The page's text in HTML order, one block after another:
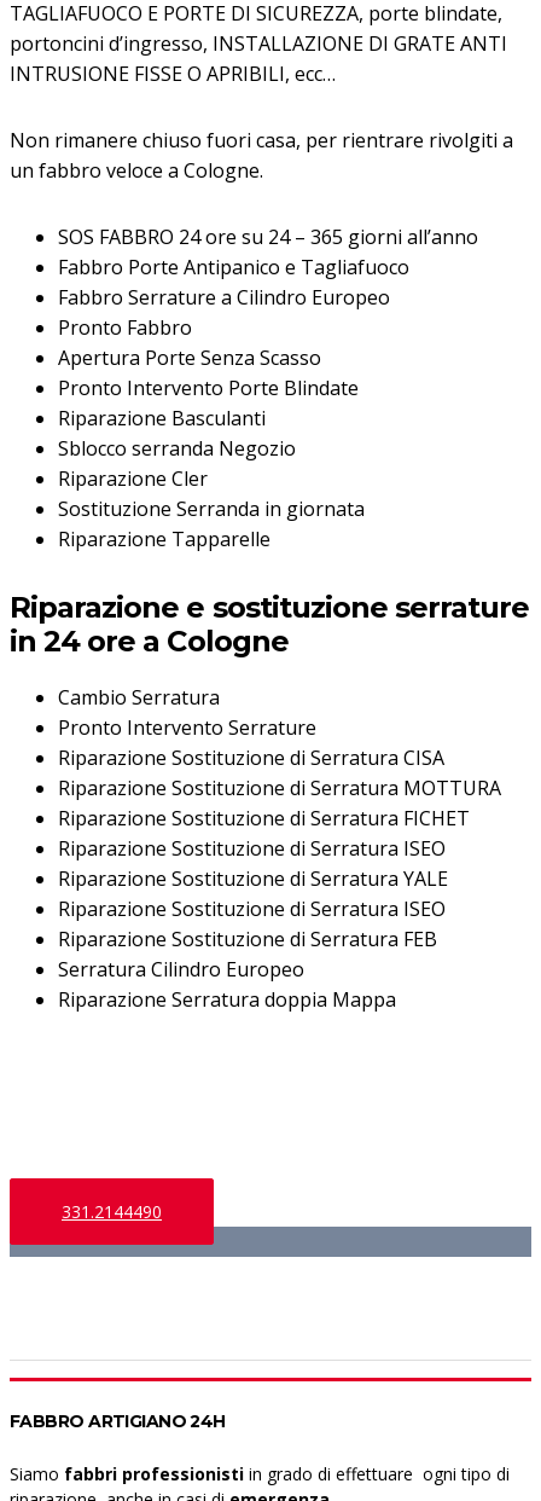
TAGLIAFUOCO E PORTE DI SICUREZZA, porte blindate,
portoncini d’ingresso, INSTALLAZIONE DI GRATE ANTI
INTRUSIONE FISSE O APRIBILI, ecc…
Non rimanere chiuso fuori casa, per rientrare rivolgiti a
un fabbro veloce a Cologne.
SOS FABBRO 24 ore su 24 – 365 giorni all’anno
Fabbro Porte Antipanico e Tagliafuoco
Fabbro Serrature a Cilindro Europeo
Pronto Fabbro
Apertura Porte Senza Scasso
Pronto Intervento Porte Blindate
Riparazione Basculanti
Sblocco serranda Negozio
Riparazione Cler
Sostituzione Serranda in giornata
Riparazione Tapparelle
Riparazione e sostituzione serrature
in 24 ore a Cologne
Cambio Serratura
Pronto Intervento Serrature
Riparazione Sostituzione di Serratura CISA
Riparazione Sostituzione di Serratura MOTTURA
Riparazione Sostituzione di Serratura FICHET
Riparazione Sostituzione di Serratura ISEO
Riparazione Sostituzione di Serratura YALE
Riparazione Sostituzione di Serratura ISEO
Riparazione Sostituzione di Serratura FEB
Serratura Cilindro Europeo
Riparazione Serratura doppia Mappa
331.2144490
FABBRO ARTIGIANO 24H
Siamo fabbri professionisti in grado di effettuare ogni tipo di